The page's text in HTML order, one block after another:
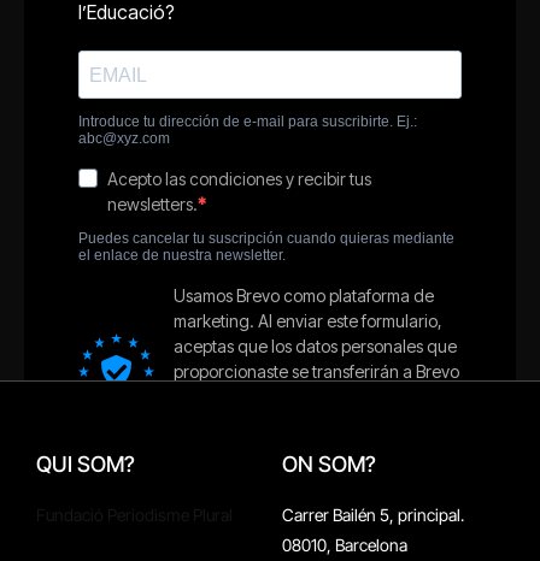
QUI SOM? ON SOM?
Carrer Bailén 5, principal.
08010, Barcelona